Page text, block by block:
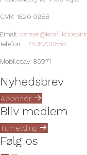
a
e
b
o
-
s
i
d
e
i
k
e
I
-
s
i
d
e
CVR: 1820 0988
Email:
Telefon: +4535200550
Mobilepay: 85971
Nyhedsbrev
Abonnér
Bliv medlem
Tilmelding
Følg os